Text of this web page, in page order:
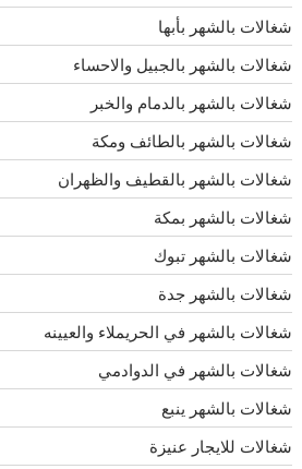
شغالات بالشهر بأبها
شغالات بالشهر بالجبيل والاحساء
شغالات بالشهر بالدمام والخبر
شغالات بالشهر بالطائف ومكة
شغالات بالشهر بالقطيف والظهران
شغالات بالشهر بمكة
شغالات بالشهر تبوك
شغالات بالشهر جدة
شغالات بالشهر في الحريملاء والعيينه
شغالات بالشهر في الدوادمي
شغالات بالشهر ينبع
شغالات للايجار عنيزة